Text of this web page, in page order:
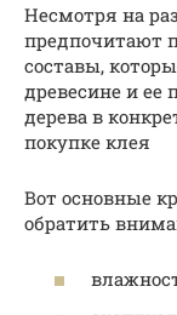
Несмотря на
предпочитают
составы,
древесине и ее
дерева в
покупке клея
Вот основные
обратить